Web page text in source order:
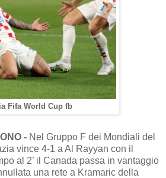
Fifa World Cup fb
- Nel Gruppo F dei Mondiali del
vince 4-1 a Al Rayyan con il
al 2’ il Canada passa in vantaggio
una rete a Kramaric della